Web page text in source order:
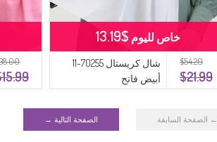
$54.20
$21.99
شال كريستال 70255-11
أبيض فاتح
خاص لليوم $13.19
← الصفحة السابقة الصفحة التالية →